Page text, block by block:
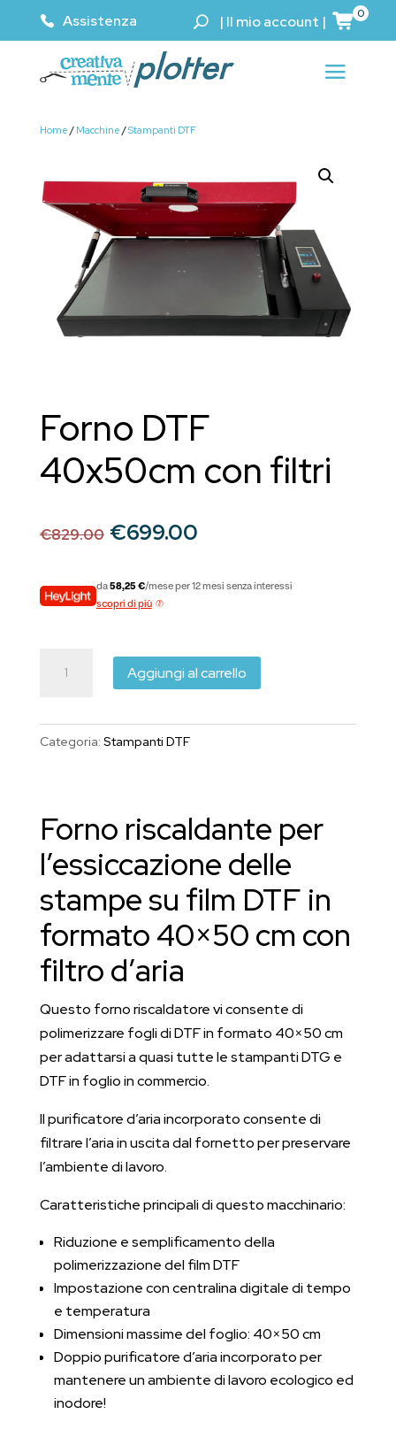
Assistenza | Il mio account | 0
Home / Macchine /Stampanti DTF
Forno DTF
40x50cm con filtri
€829.00 Il
originale
era:
€699.00Il
attuale
da58,25 €/mese per 12 mesi senza interessi
scopri di più
Aggiungi al carrello
Categoria: Stampanti DTF
Forno riscaldante per
l’essiccazione delle
stampe su film DTF in
formato 40×50 cm con
filtro d’aria
Questo forno riscaldatore vi consente di
polimerizzare fogli di DTF in formato 40×50 cm
per adattarsi a quasi tutte le stampanti DTG e
DTF in foglio in commercio.
Il purificatore d’aria incorporato consente di
filtrare l’aria in uscita dal fornetto per preservare
l’ambiente di lavoro.
Caratteristiche principali di questo macchinario:
Riduzione e semplificamento della
polimerizzazione del film DTF
Impostazione con centralina digitale di tempo
e temperatura
Dimensioni massime del foglio: 40×50 cm
Doppio purificatore d’aria incorporato per
mantenere un ambiente di lavoro ecologico ed
inodore!